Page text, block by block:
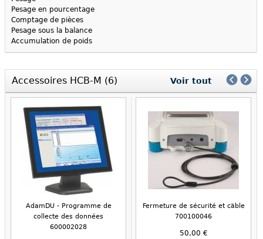
Pesage en pourcentage
Comptage de pièces
Pesage sous la balance
Accumulation de poids
Accessoires HCB-M (6) Voir tout
AdamDU - Programme de
collecte des données
600002028
Fermeture de sécurité et cäble
700100046
50,00 €